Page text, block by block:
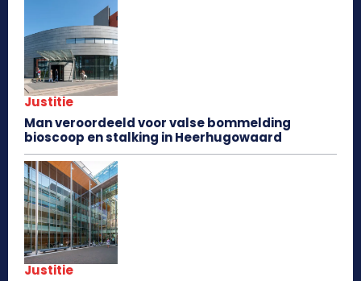
Justitie
Man veroordeeld voor valse bommelding
bioscoop en stalking in Heerhugowaard
Justitie